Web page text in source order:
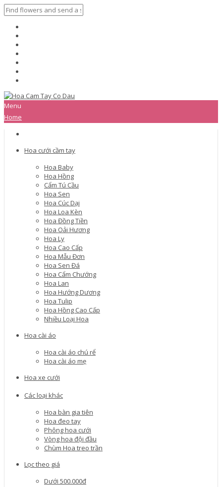
Menu
Home
Hoa cưới cầm tay
Hoa Baby
Hoa Hồng
Cẩm Tú Cầu
Hoa Sen
Hoa Cúc Dại
Hoa Loa Kèn
Hoa Đồng Tiền
Hoa Oải Hương
Hoa Ly
Hoa Cao Cấp
Hoa Mẫu Đơn
Hoa Sen Đá
Hoa Cẩm Chướng
Hoa Lan
Hoa Hướng Dương
Hoa Tulip
Hoa Hồng Cao Cấp
Nhiều Loại Hoa
Hoa cài áo
Hoa cài áo chú rể
Hoa cài áo mẹ
Hoa xe cưới
Các loại khác
Hoa bàn gia tiên
Hoa đeo tay
Phông hoa cưới
Vòng hoa đội đầu
Chùm Hoa treo trần
Lọc theo giá
Dưới 500.000đ